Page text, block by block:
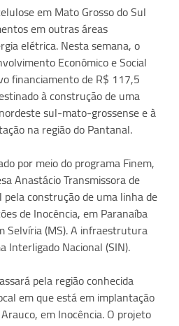
em Mato Grosso do Sul
em outras áreas
elétrica. Nesta semana, o
Econômico e Social
financiamento de R$ 117,5
à construção de uma
sul-mato-grossense e à
na região do Pantanal.
por meio do programa Finem,
Anastácio Transmissora de
pela construção de uma linha de
de Inocência, em Paranaíba
Selvíria (MS). A infraestrutura
Interligado Nacional (SIN).
pela região conhecida
em que está em implantação
em Inocência. O projeto